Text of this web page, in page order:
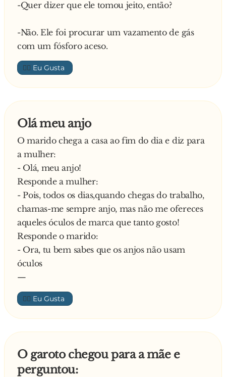
-Quer dizer que ele tomou jeito, então?
-Não. Ele foi procurar um vazamento de gás
com um fósforo aceso.
👍🏼
Olá meu anjo
O marido chega a casa ao fim do dia e diz para
a mulher:
- Olá, meu anjo!
Responde a mulher:
- Pois, todos os dias,quando chegas do trabalho,
chamas-me sempre anjo, mas não me ofereces
aqueles óculos de marca que tanto gosto!
Responde o marido:
- Ora, tu bem sabes que os anjos não usam
óculos
—
👍🏼
O garoto chegou para a mãe e
perguntou: